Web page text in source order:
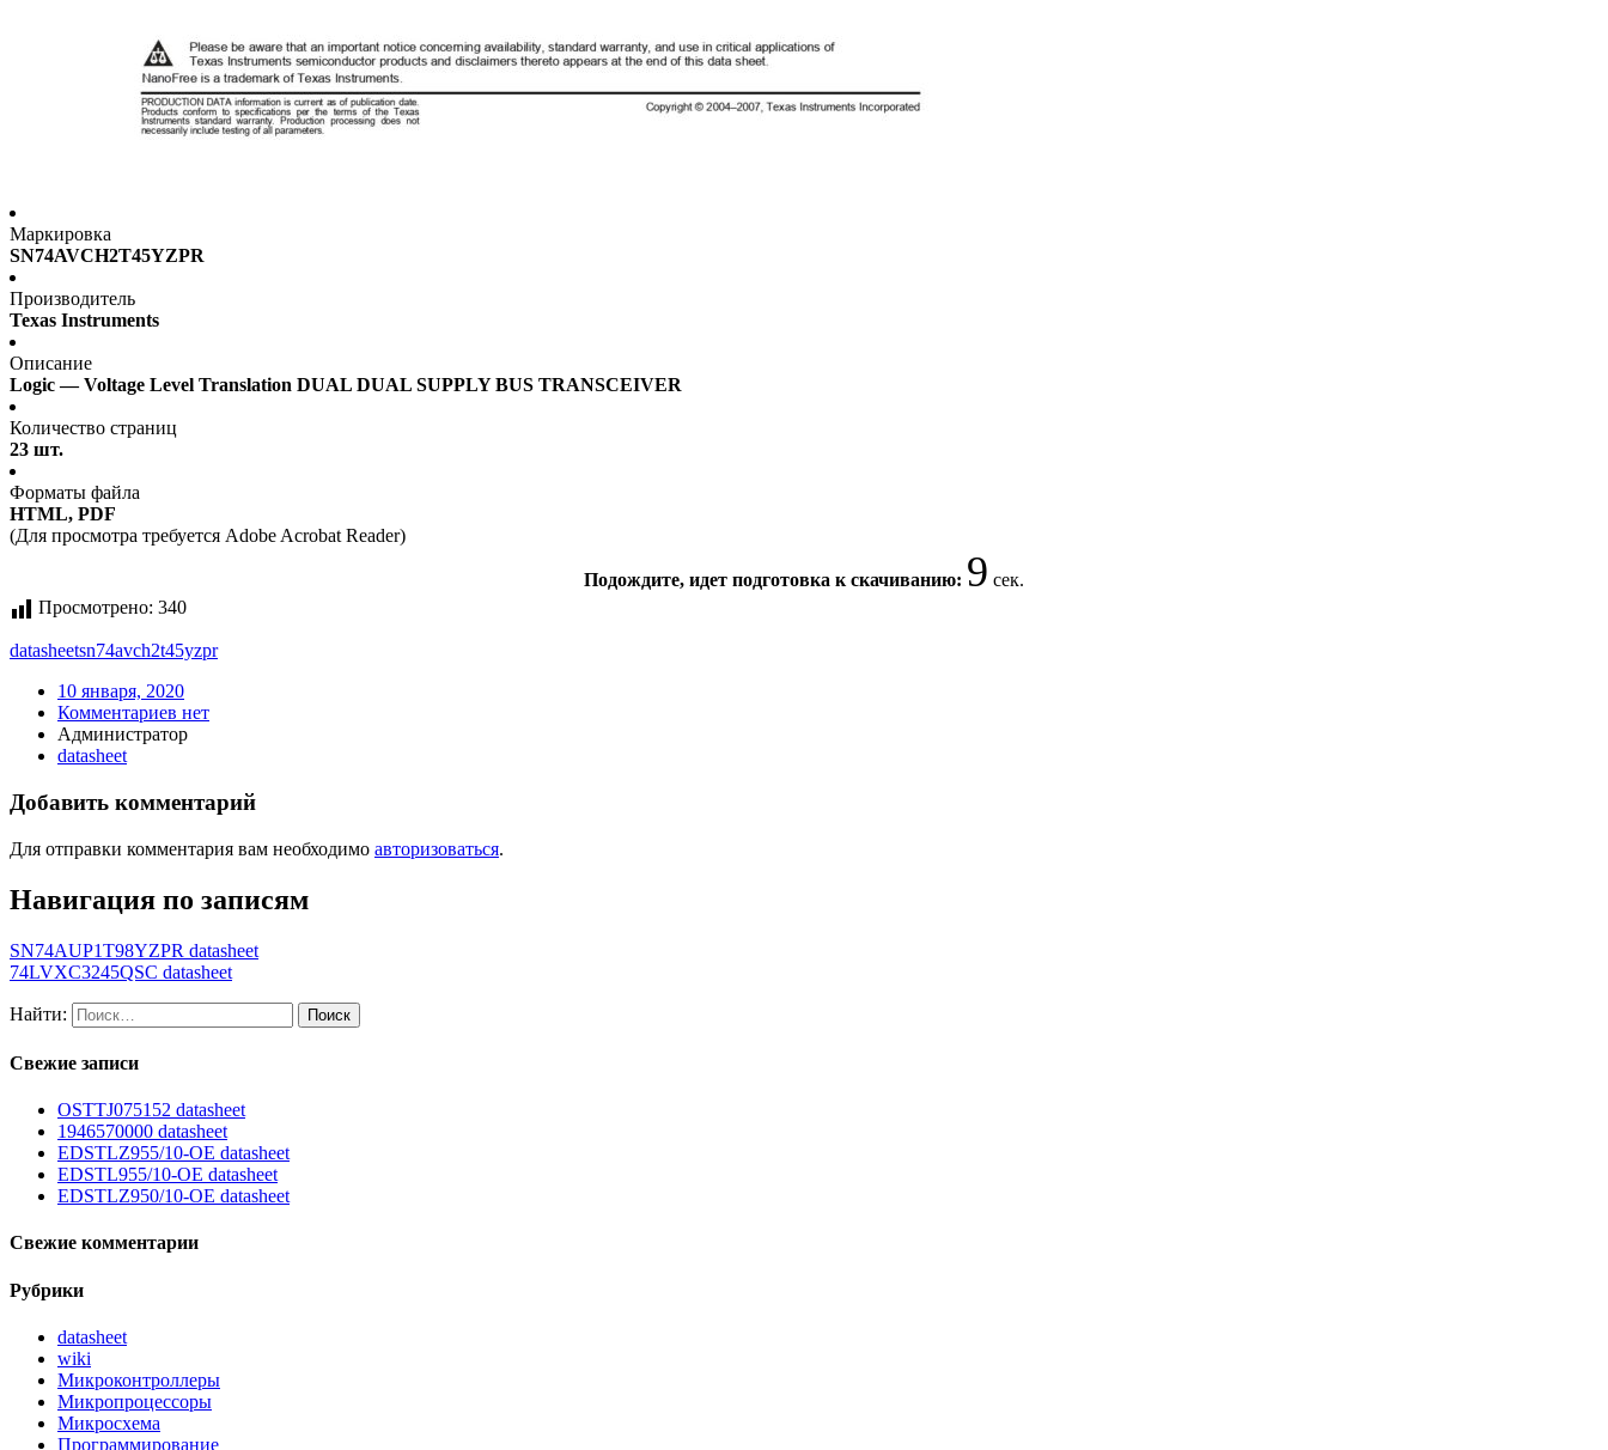
Маркировка
SN74AVCH2T45YZPR
Производитель
Texas Instruments
Описание
Logic — Voltage Level Translation DUAL DUAL SUPPLY BUS TRANSCEIVER
Количество страниц
23 шт.
Форматы файла
HTML, PDF
(Для просмотра требуется Adobe Acrobat Reader)
Подождите, идет подготовка к скачиванию: 8 сек.
Просмотрено: 340
datasheetsn74avch2t45yzpr
10 января, 2020
Комментариев нет
Администратор
datasheet
Добавить комментарий
Для отправки комментария вам необходимо авторизоваться.
Навигация по записям
SN74AUP1T98YZPR datasheet
74LVXC3245QSC datasheet
Найти:
Свежие записи
OSTTJ075152 datasheet
1946570000 datasheet
EDSTLZ955/10-OE datasheet
EDSTL955/10-OE datasheet
EDSTLZ950/10-OE datasheet
Свежие комментарии
Рубрики
datasheet
wiki
Микроконтроллеры
Микропроцессоры
Микросхема
Программирование